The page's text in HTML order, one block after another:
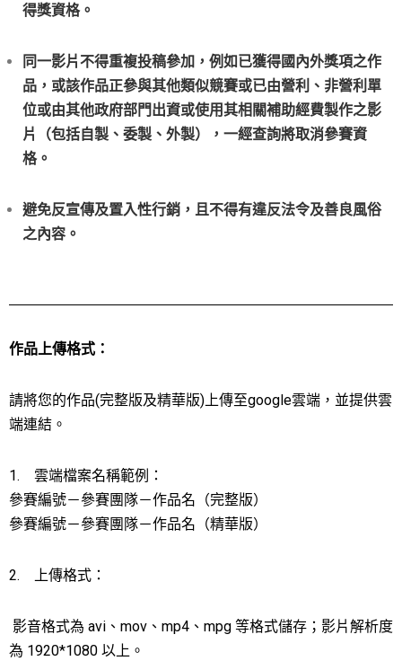
得獎資格。
同一影片不得重複投稿參加，例如已獲得國內外獎項之作
品，或該作品正參與其他類似競賽或已由營利、非營利單
位或由其他政府部門出資或使用其相關補助經費製作之影
片（包括自製、委製、外製），一經查詢將取消參賽資
格。
避免反宣傳及置入性行銷，且不得有違反法令及善良風俗
之內容。
作品上傳格式：
請將您的作品(完整版及精華版)上傳至google雲端，並提供雲
端連結。
1. 雲端檔案名稱範例：
參賽編號－參賽團隊－作品名（完整版）
參賽編號－參賽團隊－作品名（精華版）
2. 上傳格式：
影音格式為 avi、mov、mp4、mpg 等格式儲存；影片解析度
為 1920*1080 以上。